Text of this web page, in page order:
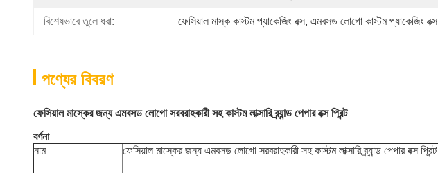
বিশেষভাবে তুলে ধরা: ফেসিয়াল মাস্ক কাস্টম প্যাকেজিং বক্স, এমবসড লোগো কাস্টম প্যাকেজিং বক্স
পণ্যের বিবরণ
ফেসিয়াল মাস্কের জন্য এমবসড লোগো সরবরাহকারী সহ কাস্টম লাক্সারি ব্র্যান্ড পেপার বক্স প্রিন্ট
বর্ণনা
নাম
ফেসিয়াল মাস্কের জন্য এমবসড লোগো সরবরাহকারী সহ কাস্টম লাক্সারি ব্র্যান্ড পেপার বক্স প্রিন্ট